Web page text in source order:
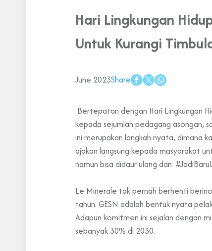
Hari Lingkungan
Untuk Kurangi
June 2023Share
Bertepatan dengan Hari Lingkungan
kepada sejumlah pedagang asongan,
ini merupakan langkah nyata, dimana
ajakan langsung kepada masyarakat
namun bisa didaur ulang dan
Le Minerale tak pernah berhenti
tahun. GESN adalah bentuk nyata
Adapun komitmen ini sejalan dengan
sebanyak 30% di 2030.